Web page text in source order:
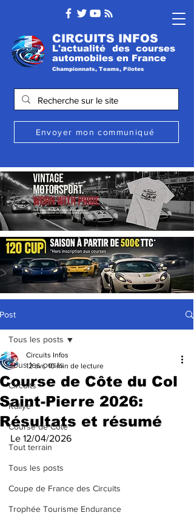
CIRCUITS INFOS
L'actualité des courses
automobiles en France
Championnats, Teams, Pilotes
Envoyer mon communiqué
Post
Tous les posts
Circuits
Rallye
Course de Côte
Tout terrain
Tous les posts
Coupe de France des Circuits
Trophée Tourisme Endurance
Tous les posts
Course de Côte du Col
Saint-Pierre 2026:
Résultats et résumé
Circuits Infos
12 avr. 10 min de lecture
Le 12/04/2026